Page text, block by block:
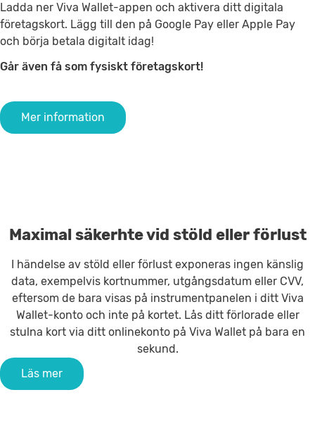
Ladda ner Viva Wallet-appen och aktivera ditt digitala
företagskort. Lägg till den på Google Pay eller Apple Pay
och börja betala digitalt idag!
Går även få som fysiskt företagskort!
Mer information
Maximal säkerhte vid stöld eller förlust
I händelse av stöld eller förlust exponeras ingen känslig
data, exempelvis kortnummer, utgångsdatum eller CVV,
eftersom de bara visas på instrumentpanelen i ditt Viva
Wallet-konto och inte på kortet. Lås ditt förlorade eller
stulna kort via ditt onlinekonto på Viva Wallet på bara en
sekund.
Läs mer